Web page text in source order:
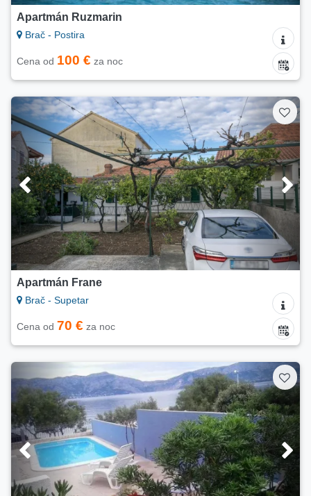
Apartmán Ruzmarin
Brač - Postira
Cena od 100 € za noc
Apartmán Frane
Brač - Supetar
Cena od 70 € za noc